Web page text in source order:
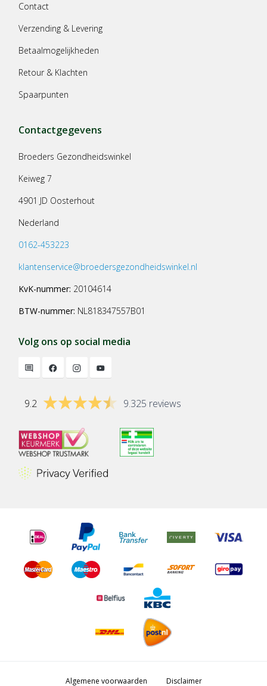
Contact
Verzending & Levering
Betaalmogelijkheden
Retour & Klachten
Spaarpunten
Contactgegevens
Broeders Gezondheidswinkel
Keiweg 7
4901 JD Oosterhout
Nederland
0162-453223
klantenservice@broedersgezondheidswinkel.nl
KvK-nummer: 20104614
BTW-nummer: NL818347557B01
Volg ons op social media
9.2 9.325 reviews
Algemene voorwaarden Disclaimer